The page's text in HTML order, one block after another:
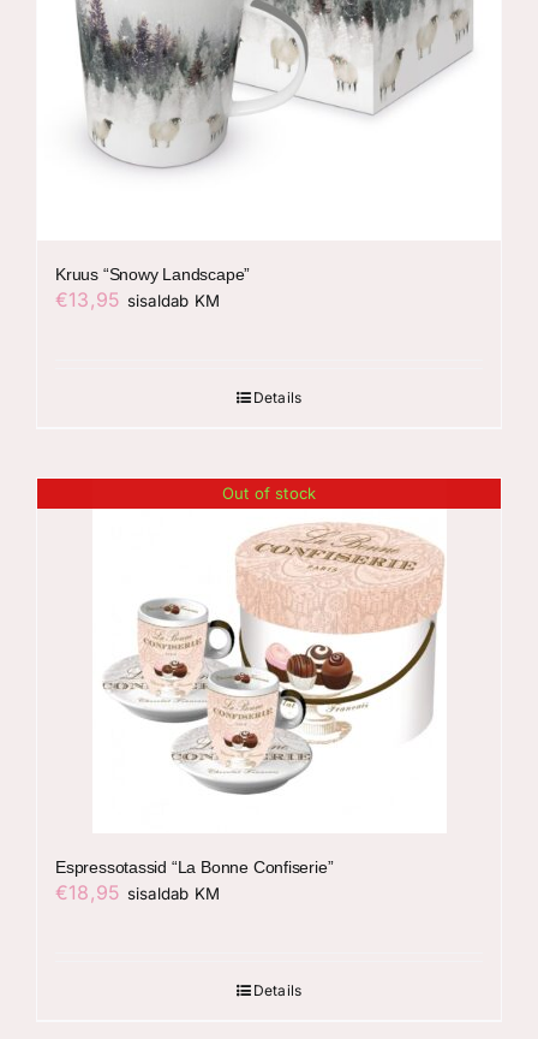
Kruus “Snowy Landscape”
€13,95 sisaldab KM
Details
Out of stock
Espressotassid “La Bonne Confiserie”
€18,95 sisaldab KM
Details